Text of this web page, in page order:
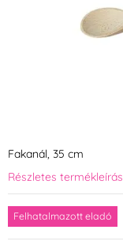
Fakanál, 35 cm
Részletes termékleírás
Felhatalmazott eladó